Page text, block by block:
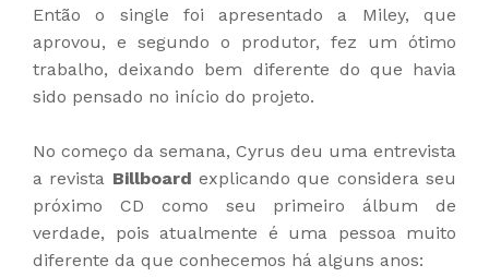
Então o single foi apresentado a Miley, que
aprovou, e segundo o produtor, fez um ótimo
trabalho, deixando bem diferente do que havia
sido pensado no início do projeto.
No começo da semana, Cyrus deu uma entrevista
a revista Billboard explicando que considera seu
próximo CD como seu primeiro álbum de
verdade, pois atualmente é uma pessoa muito
diferente da que conhecemos há alguns anos: